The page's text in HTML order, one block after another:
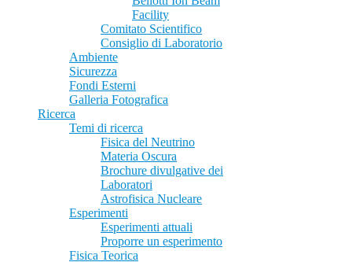
Facility
Comitato Scientifico
Consiglio di Laboratorio
Ambiente
Sicurezza
Fondi Esterni
Galleria Fotografica
Ricerca
Temi di ricerca
Fisica del Neutrino
Materia Oscura
Brochure divulgative dei
Laboratori
Astrofisica Nucleare
Esperimenti
Esperimenti attuali
Proporre un esperimento
Fisica Teorica